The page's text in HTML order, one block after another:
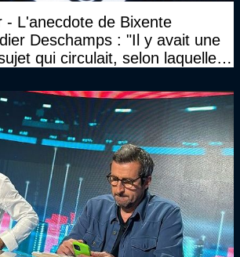
- L'anecdote de Bixente
Deschamps : "Il y avait une
qui circulait, selon laquelle il